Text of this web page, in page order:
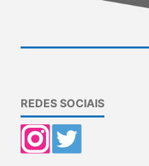
REDES SOCIAIS